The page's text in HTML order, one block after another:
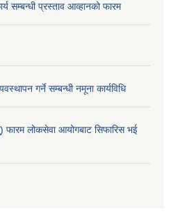
सम्बन्धी प्रस्ताव आव्हानको फारम
गर्ने सम्बन्धी नमूना कार्यविधि
फारम लोकसेवा आयोगबाट सिफारिस भई